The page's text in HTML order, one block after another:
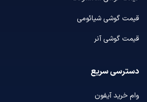
قیمت گوشی شیائومی
قیمت گوشی آنر
دسترسی سریع
وام خرید آیفون